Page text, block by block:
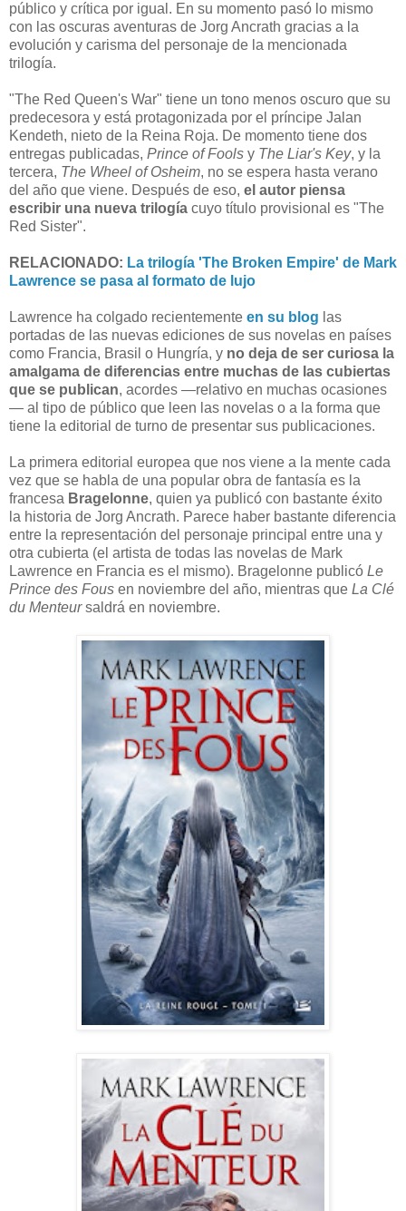
público y crítica por igual. En su momento pasó lo mismo
con las oscuras aventuras de Jorg Ancrath gracias a la
evolución y carisma del personaje de la mencionada
trilogía.
"The Red Queen's War" tiene un tono menos oscuro que su
predecesora y está protagonizada por el príncipe Jalan
Kendeth, nieto de la Reina Roja. De momento tiene dos
entregas publicadas, Prince of Fools y The Liar's Key, y la
tercera, The Wheel of Osheim, no se espera hasta verano
del año que viene. Después de eso, el autor piensa
escribir una nueva trilogía cuyo título provisional es "The
Red Sister".
RELACIONADO: La trilogía 'The Broken Empire' de Mark
Lawrence se pasa al formato de lujo
Lawrence ha colgado recientemente en su blog las
portadas de las nuevas ediciones de sus novelas en países
como Francia, Brasil o Hungría, y no deja de ser curiosa la
amalgama de diferencias entre muchas de las cubiertas
que se publican, acordes —relativo en muchas ocasiones
— al tipo de público que leen las novelas o a la forma que
tiene la editorial de turno de presentar sus publicaciones.
La primera editorial europea que nos viene a la mente cada
vez que se habla de una popular obra de fantasía es la
francesa Bragelonne, quien ya publicó con bastante éxito
la historia de Jorg Ancrath. Parece haber bastante diferencia
entre la representación del personaje principal entre una y
otra cubierta (el artista de todas las novelas de Mark
Lawrence en Francia es el mismo). Bragelonne publicó Le
Prince des Fous en noviembre del año, mientras que La Clé
du Menteursaldrá en noviembre.